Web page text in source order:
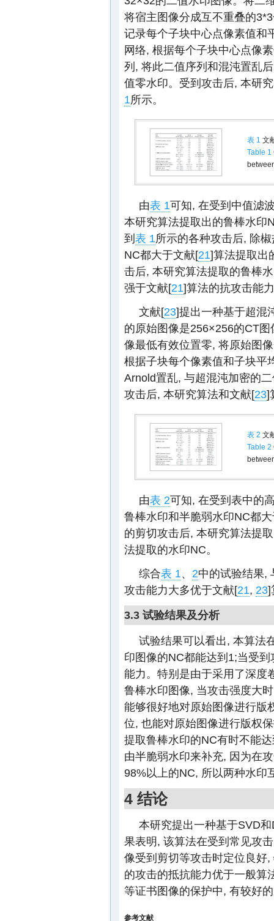
将宿主图像分成互不重叠的
记录每个子块中心点像素值和
网络, 根据每个子块中心点像
列, 将此二值序列和混沌置乱
值零水印。受到攻击后, 本研
1所示。
表 1 文
Table 1
由表 1可知, 在受到中值滤
本研究算法提取出的鲁棒水印
到 表 1所示的各种攻击后, 除
NC都大于文献[21]算法提取出
击后, 本研究算法提取的鲁棒
强于文献[21]算法的抗攻击能
文献[23]提出一种基于超混
的原始图像是256×256的CT
像最低有效位置零, 将原始图
根据子块每个像素值和子块平
Arnold置乱, 与超混沌加密的
攻击后, 本研究算法和文献[23]
表 2 文
Table 2
由表 2可知, 在受到表中的
鲁棒水印和半脆弱水印NC都
的剪切攻击后, 本研究算法提
法提取的水印NC。
综合表 1、 2中的试验结果,
攻击能力大多优于文献[21, 23]
3.3 试验结果及分析
试验结果可以看出, 本算法
印图像的NC都能达到1;当受
能力。特别是由于采用了深度
鲁棒水印图像, 当攻击强度大
能够很好地对原始图像进行版
位, 也能对原始图像进行版权
提取鲁棒水印的NC有时不能
由半脆弱水印来补充, 因为在
98%以上的NC, 所以两种水印
4 结论
本研究提出一种基于SVD
果表明, 该算法在受到常见攻
像受到剪切等攻击时定位良好
的攻击的抵抗能力优于一般算
等证书图像的保护中, 有较好
参考文献